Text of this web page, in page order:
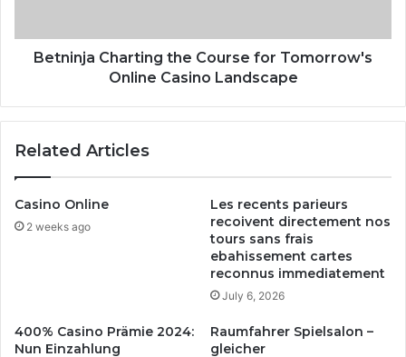
Betninja Charting the Course for Tomorrow's
Online Casino Landscape
Related Articles
Casino Online
2 weeks ago
Les recents parieurs
recoivent directement nos
tours sans frais
ebahissement cartes
reconnus immediatement
July 6, 2026
400% Casino Prämie 2024:
Nun Einzahlung
Raumfahrer Spielsalon –
gleicher